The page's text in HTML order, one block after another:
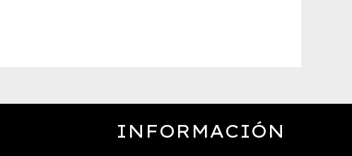
INFORMACIÓN